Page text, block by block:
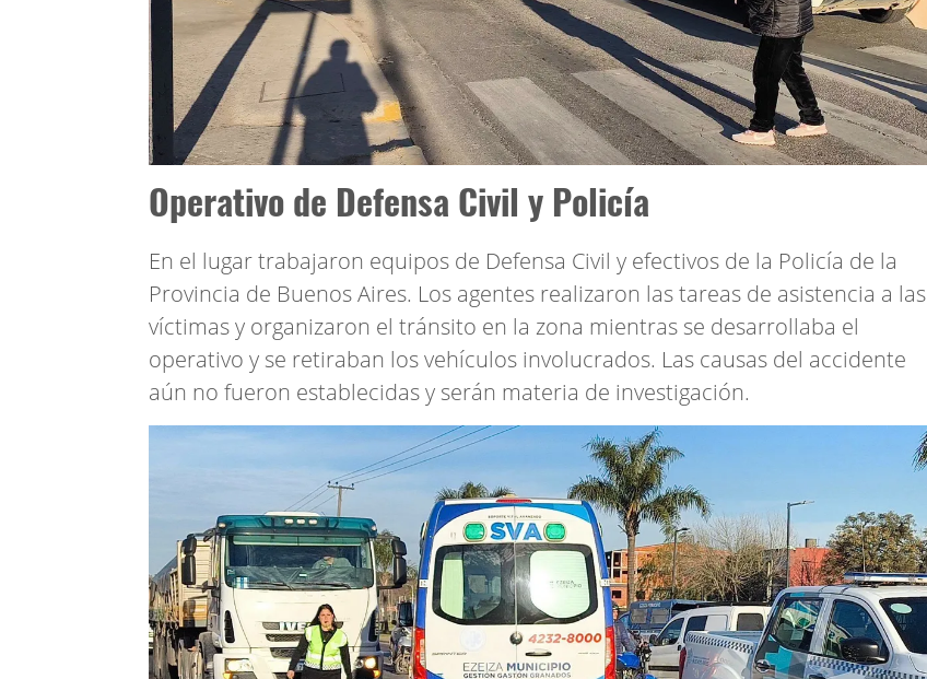
Operativo de Defensa Civil y Policía
En el lugar trabajaron equipos de Defensa Civil y efectivos de la Policía de la
Provincia de Buenos Aires. Los agentes realizaron las tareas de asistencia a las
víctimas y organizaron el tránsito en la zona mientras se desarrollaba el
operativo y se retiraban los vehículos involucrados. Las causas del accidente
aún no fueron establecidas y serán materia de investigación.